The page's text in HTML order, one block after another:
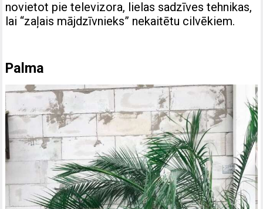
novietot pie televizora, lielas sadzīves tehnikas,
lai “zaļais mājdzīvnieks” nekaitētu cilvēkiem.
Palma